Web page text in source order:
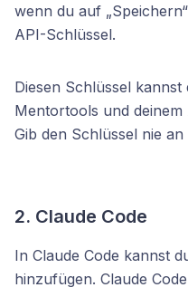
wenn du auf
API-Schlüssel.
Diesen Schlüssel
Mentortools und
Gib den Schlüssel nie
2. Claude Code
In Claude Code kannst
hinzufügen. Claude